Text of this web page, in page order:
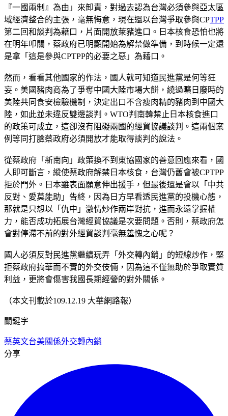
『一國兩制』為由」來卸責，對過去認為台灣必須參與亞太區
域經濟整合的主張，毫無悔意，現在還以台灣爭取參與CPTPP
第二回和談判為藉口，片面開放萊豬進口。日本核食恐怕也將
在明年叩關，蔡政府已明顯開始為解禁做準備，到時候一定還
是拿「這是參與CPTPP的必要之惡」為藉口。
然而，看看其他國家的作法，國人就可知道民進黨是何等狂
妄。美國豬肉商為了爭奪中國大陸市場大餅，繞過曠日廢時的
美陸共同食安檢驗機制，決定出口不含瘦肉精的豬肉到中國大
陸，如此並未違反雙邊談判。WTO判南韓禁止日本核食進口
的政策可成立，這卻沒有阻礙兩國的經貿協議談判。這兩個案
例等同打臉蔡政府必須開放才能取得談判的說法。
從蔡政府「新南向」政策換不到東協國家的善意回應來看，國
人即可斷言，縱使蔡政府解禁日本核食，台灣仍舊會被CPTPP
拒於門外。日本雖表面願意伸出援手，但最後還是會以「中共
反對、愛莫能助」告終，因為日方早看透民進黨的投機心態，
那就是只想以「仇中」激情炒作兩岸對抗，進而永遠掌握權
力，能否成功拓展台灣經貿協議是次要問題。否則，蔡政府怎
會對停滯不前的對外經貿談判毫無羞愧之心呢？
國人必須反對民進黨繼續玩弄「外交轉內銷」的短線炒作，堅
拒蔡政府搞華而不實的外交伎倆，因為這不僅無助於爭取實質
利益，更將會傷害我國長期經營的對外關係。
（本文刊載於109.12.19 大華網路報）
關鍵字
蔡英文台美關係外交轉內銷
分享